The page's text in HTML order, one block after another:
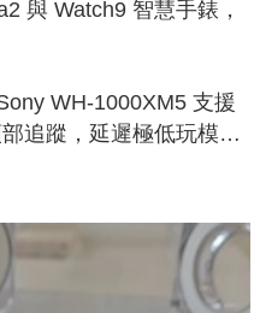
與 Watch9 智慧手錶，
WH-1000XM5 支援
追蹤，延遲極低玩模擬